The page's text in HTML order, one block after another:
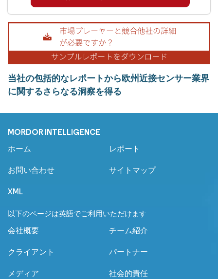
当社の包括的なレポートから欧州近接センサー業界
に関するさらなる洞察を得る
MORDOR INTELLIGENCE
ホーム レポート
お問い合わせ サイトマップ
XML
以下のページは英語でご利用いただけます
会社概要 チーム紹介
クライアント パートナー
メディア 社会的責任